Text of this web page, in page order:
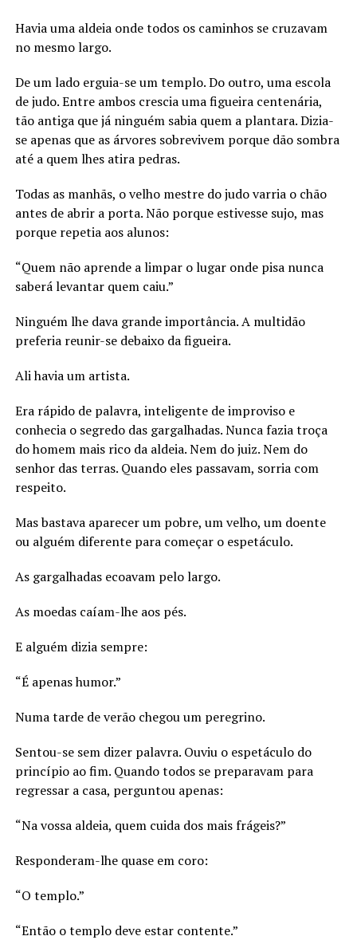
Havia uma aldeia onde todos os caminhos se cruzavam
no mesmo largo.
De um lado erguia-se um templo. Do outro, uma escola
de judo. Entre ambos crescia uma figueira centenária,
tão antiga que já ninguém sabia quem a plantara. Dizia-
se apenas que as árvores sobrevivem porque dão sombra
até a quem lhes atira pedras.
Todas as manhãs, o velho mestre do judo varria o chão
antes de abrir a porta. Não porque estivesse sujo, mas
porque repetia aos alunos:
“Quem não aprende a limpar o lugar onde pisa nunca
saberá levantar quem caiu.”
Ninguém lhe dava grande importância. A multidão
preferia reunir-se debaixo da figueira.
Ali havia um artista.
Era rápido de palavra, inteligente de improviso e
conhecia o segredo das gargalhadas. Nunca fazia troça
do homem mais rico da aldeia. Nem do juiz. Nem do
senhor das terras. Quando eles passavam, sorria com
respeito.
Mas bastava aparecer um pobre, um velho, um doente
ou alguém diferente para começar o espetáculo.
As gargalhadas ecoavam pelo largo.
As moedas caíam-lhe aos pés.
E alguém dizia sempre:
“É apenas humor.”
Numa tarde de verão chegou um peregrino.
Sentou-se sem dizer palavra. Ouviu o espetáculo do
princípio ao fim. Quando todos se preparavam para
regressar a casa, perguntou apenas:
“Na vossa aldeia, quem cuida dos mais frágeis?”
Responderam-lhe quase em coro:
“O templo.”
“Então o templo deve estar contente.”